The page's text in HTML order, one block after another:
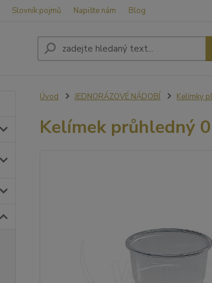
Slovník pojmů Napište nám Blog
Úvod JEDNORÁZOVÉ NÁDOBÍ Kelímky
Kelímek průhledný